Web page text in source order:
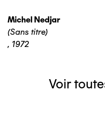
Michel Nedjar
(Sans titre)
, 1972
Voir